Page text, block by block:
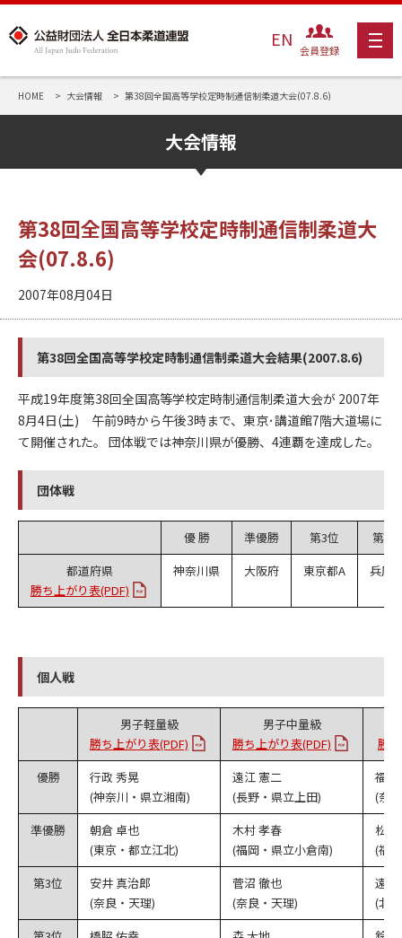
EN 会員登録
HOME 大会情報 第38回全国高等学校定時制通信制柔道大会(07.8.6)
大会情報
第38回全国高等学校定時制通信制柔道大
会(07.8.6)
2007年08月04日
第38回全国高等学校定時制通信制柔道大会結果(2007.8.6)
平成19年度第38回全国高等学校定時制通信制柔道大会が 2007年
8月4日(土) 午前9時から午後3時まで、東京･講道館7階大道場に
て開催された。 団体戦では神奈川県が優勝、4連覇を達成した。
団体戦
優 勝 準優勝 第3位
第3位
都道府県
勝ち上がり表(PDF)
神奈川県 大阪府 東京都A 兵庫
個人戦
男子軽量級
勝ち上がり表(PDF)
男子中量級
勝ち上がり表(PDF)
勝
優勝
行政 秀晃
(神奈川・県立湘南)
遠江 憲二
(長野・県立上田)
福井
(奈
準優勝
朝倉 卓也
(東京・都立江北)
木村 孝春
(福岡・県立小倉南)
松尾
(福
第3位
安井 真治郎
(奈良・天理)
菅沼 徹也
(奈良・天理)
遠藤
(北